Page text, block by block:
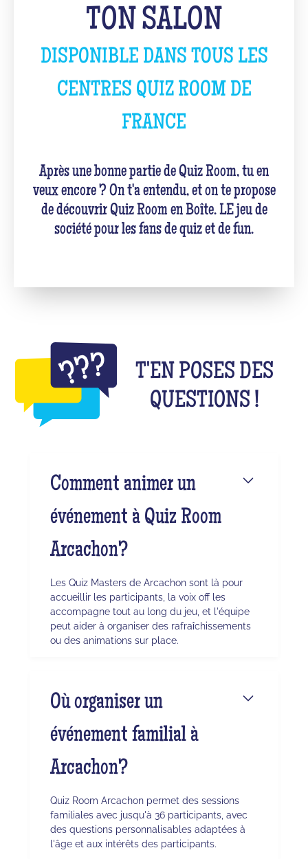
TON SALON
DISPONIBLE DANS TOUS LES
CENTRES QUIZ ROOM DE
FRANCE
Après une bonne partie de Quiz Room, tu en
veux encore ? On t'a entendu, et on te propose
de découvrir Quiz Room en Boîte. LE jeu de
société pour les fans de quiz et de fun.
T'EN POSES DES
QUESTIONS !
Comment animer un
événement à Quiz Room
Arcachon?
Les Quiz Masters de Arcachon sont là pour
accueillir les participants, la voix off les
accompagne tout au long du jeu, et l'équipe
peut aider à organiser des rafraîchissements
ou des animations sur place.
Où organiser un
événement familial à
Arcachon?
Quiz Room Arcachon permet des sessions
familiales avec jusqu'à 36 participants, avec
des questions personnalisables adaptées à
l'âge et aux intérêts des participants.